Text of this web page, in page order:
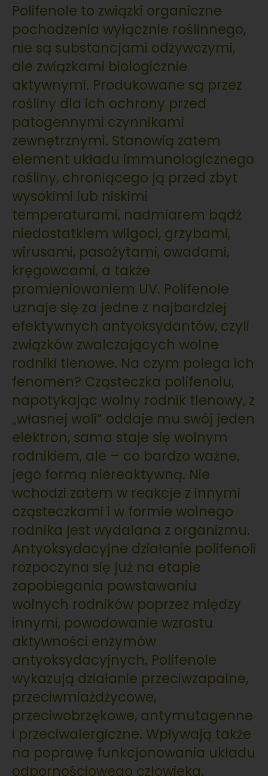
Polifenole to związki organiczne
pochodzenia wyłącznie roślinnego,
nie są substancjami odżywczymi,
ale związkami biologicznie
aktywnymi. Produkowane są przez
rośliny dla ich ochrony przed
patogennymi czynnikami
zewnętrznymi. Stanowią zatem
element układu immunologicznego
rośliny, chroniącego ją przed zbyt
wysokimi lub niskimi
temperaturami, nadmiarem bądź
niedostatkiem wilgoci, grzybami,
wirusami, pasożytami, owadami,
kręgowcami, a także
promieniowaniem UV. Polifenole
uznaje się za jedne z najbardziej
efektywnych antyoksydantów, czyli
związków zwalczających wolne
rodniki tlenowe. Na czym polega ich
fenomen? Cząsteczka polifenolu,
napotykając wolny rodnik tlenowy, z
„własnej woli” oddaje mu swój jeden
elektron, sama staje się wolnym
rodnikiem, ale – co bardzo ważne,
jego formą niereaktywną. Nie
wchodzi zatem w reakcje z innymi
cząsteczkami i w formie wolnego
rodnika jest wydalana z organizmu.
Antyoksydacyjne działanie polifenoli
rozpoczyna się już na etapie
zapobiegania powstawaniu
wolnych rodników poprzez między
innymi, powodowanie wzrostu
aktywności enzymów
antyoksydacyjnych. Polifenole
wykazują działanie przeciwzapalne,
przeciwmiażdżycowe,
przeciwobrzękowe, antymutagenne
i przeciwalergiczne. Wpływają także
na poprawę funkcjonowania układu
odpornościowego człowieka.